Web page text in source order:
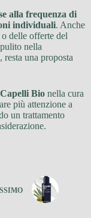
alla frequenza di
individuali. Anche
delle offerte del
nella
una proposta
Bio nella cura
più attenzione a
un trattamento